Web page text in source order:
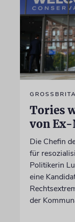
Tories
von
Die Chefin
für
Politikerin
eine
der